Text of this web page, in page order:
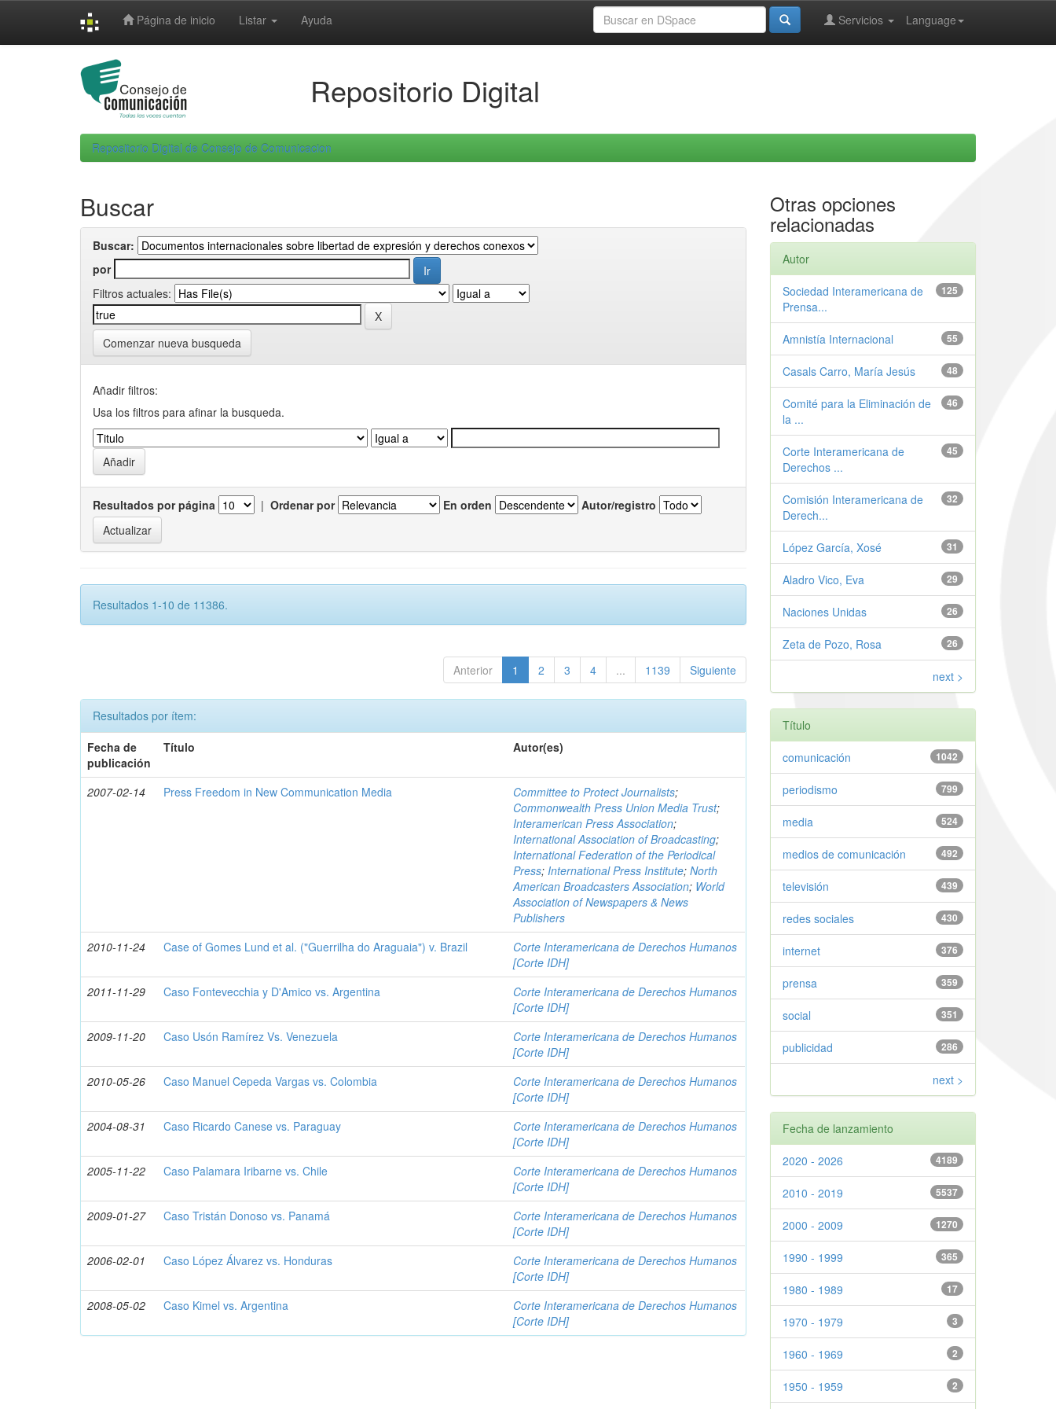
Página de inicio Listar Ayuda Language
Servicios
Repositorio Digital
Repositorio Digital de Consejo de Comunicacion
Buscar
Buscar:
por
Filtros actuales:
Comenzar nueva busqueda
Añadir filtros:
Usa los filtros para afinar la busqueda.
Resultados por página | Ordenar por En orden Autor/registro
Resultados 1-10 de 11386.
Anterior 1 2 3 4 ... 1139 Siguiente
Resultados por ítem:
Fecha de
publicación
Título Autor(es)
2007-02-14 Press Freedom in New Communication Media Committee to Protect Journalists;
Commonwealth Press Union Media Trust;
Interamerican Press Association;
International Association of Broadcasting;
International Federation of the Periodical
Press;International Press Institute;North
American Broadcasters Association; World
Association of Newspapers & News
Publishers
2010-11-24
Case of Gomes Lund et al. ("Guerrilha do Araguaia") v. Brazil
Corte Interamericana de Derechos Humanos
[Corte IDH]
2011-11-29
Caso Fontevecchia y D'Amico vs. Argentina
Corte Interamericana de Derechos Humanos
[Corte IDH]
2009-11-20
Caso Usón Ramírez Vs. Venezuela
Corte Interamericana de Derechos Humanos
[Corte IDH]
2010-05-26
Caso Manuel Cepeda Vargas vs. Colombia
Corte Interamericana de Derechos Humanos
[Corte IDH]
2004-08-31
Caso Ricardo Canese vs. Paraguay
Corte Interamericana de Derechos Humanos
[Corte IDH]
2005-11-22
Caso Palamara Iribarne vs. Chile
Corte Interamericana de Derechos Humanos
[Corte IDH]
2009-01-27
Caso Tristán Donoso vs. Panamá
Corte Interamericana de Derechos Humanos
[Corte IDH]
2006-02-01
Caso López Álvarez vs. Honduras
Corte Interamericana de Derechos Humanos
[Corte IDH]
2008-05-02
Caso Kimel vs. Argentina
Corte Interamericana de Derechos Humanos
[Corte IDH]
Otras opciones
relacionadas
Autor
125
Sociedad Interamericana de
Prensa...
55
Amnistía Internacional
48
Casals Carro, María Jesús
46
Comité para la Eliminación de
la ...
45
Corte Interamericana de
Derechos ...
32
Comisión Interamericana de
Derech...
31
López García, Xosé
29
Aladro Vico, Eva
26
Naciones Unidas
26
Zeta de Pozo, Rosa
next >
Título
1042
comunicación
799
periodismo
524
media
492
medios de comunicación
439
televisión
430
redes sociales
376
internet
359
prensa
351
social
286
publicidad
next >
Fecha de lanzamiento
4189
2020 - 2026
5537
2010 - 2019
1270
2000 - 2009
365
1990 - 1999
17
1980 - 1989
3
1970 - 1979
2
1960 - 1969
2
1950 - 1959